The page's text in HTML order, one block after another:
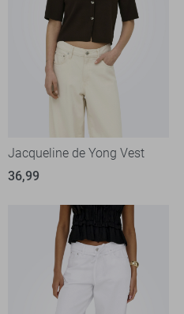
Jacqueline de Yong Vest
36,99